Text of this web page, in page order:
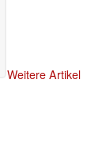
Weitere Artikel